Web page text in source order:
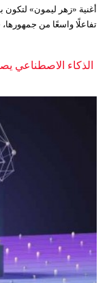
أغنية «زهر ليمون» لتكون
تفاعلًا واسعًا من
الذكاء الاصطناعي